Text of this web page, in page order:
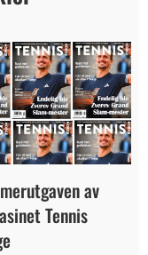
av
Tennis